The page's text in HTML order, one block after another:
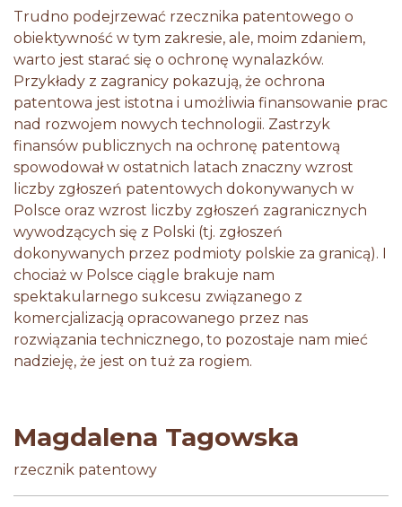
Trudno podejrzewać rzecznika patentowego o
obiektywność w tym zakresie, ale, moim zdaniem,
warto jest starać się o ochronę wynalazków.
Przykłady z zagranicy pokazują, że ochrona
patentowa jest istotna i umożliwia finansowanie prac
nad rozwojem nowych technologii. Zastrzyk
finansów publicznych na ochronę patentową
spowodował w ostatnich latach znaczny wzrost
liczby zgłoszeń patentowych dokonywanych w
Polsce oraz wzrost liczby zgłoszeń zagranicznych
wywodzących się z Polski (tj. zgłoszeń
dokonywanych przez podmioty polskie za granicą). I
chociaż w Polsce ciągle brakuje nam
spektakularnego sukcesu związanego z
komercjalizacją opracowanego przez nas
rozwiązania technicznego, to pozostaje nam mieć
nadzieję, że jest on tuż za rogiem.
Magdalena Tagowska
rzecznik patentowy